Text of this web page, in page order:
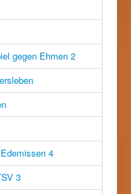
gegen Ehmen 2
4
3